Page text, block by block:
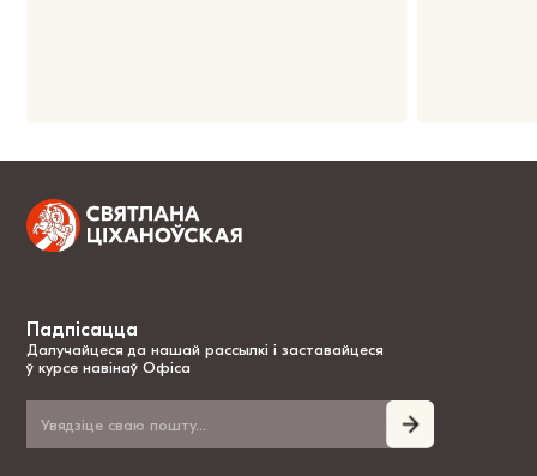
Падпісацца
Далучайцеся да нашай рассылкі і заставайцеся
ў курсе навінаў Офіса